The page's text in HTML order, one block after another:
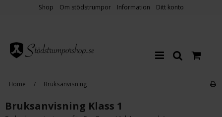
Shop Om stödstrumpor Information Ditt konto
Home / Bruksanvisning
Bruksanvisning Klass 1